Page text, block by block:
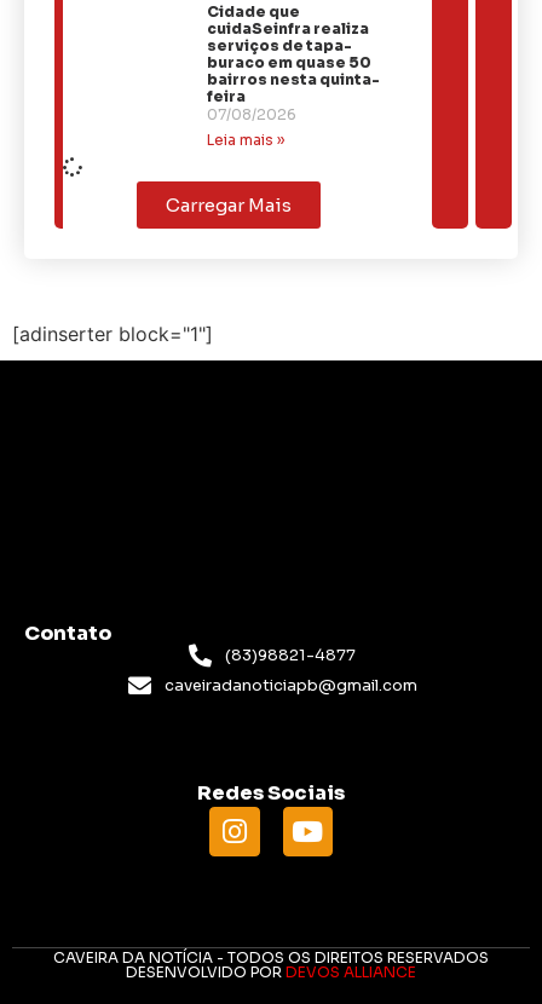
Cidade que
cuidaSeinfra realiza
serviços de tapa-
buraco em quase 50
bairros nesta quinta-
feira
07/08/2026
Leia mais »
Carregar Mais
[adinserter block="1"]
Contato
(83)98821-4877
caveiradanoticiapb@gmail.com
Redes Sociais
CAVEIRA DA NOTÍCIA - TODOS OS DIREITOS RESERVADOS
DESENVOLVIDO POR DEVOS ALLIANCE